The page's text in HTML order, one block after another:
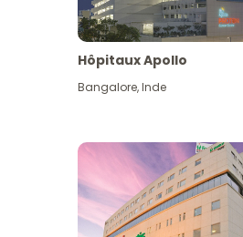
Hôpitaux Apollo
Bangalore,Inde